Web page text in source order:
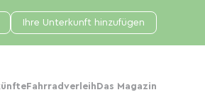
Fahrradverleih Das Magazin
Ihre Unterkunft hinzufügen